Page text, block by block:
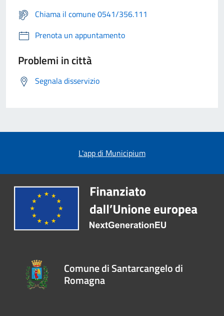
Chiama il comune 0541/356.111
Prenota un appuntamento
Problemi in città
Segnala disservizio
L'app di Municipium
Comune di Santarcangelo di
Romagna